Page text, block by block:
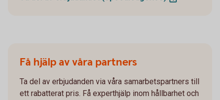
Få hjälp av våra partners
Ta del av erbjudanden via våra samarbetspartners till
ett rabatterat pris. Få experthjälp inom hållbarhet och